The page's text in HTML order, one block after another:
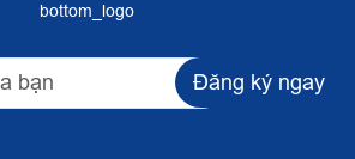
bottom_logo
Đăng ký ngay